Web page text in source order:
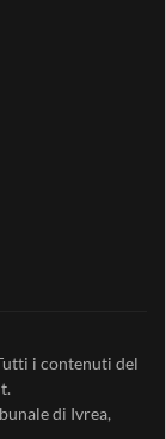
i contenuti del
di Ivrea,